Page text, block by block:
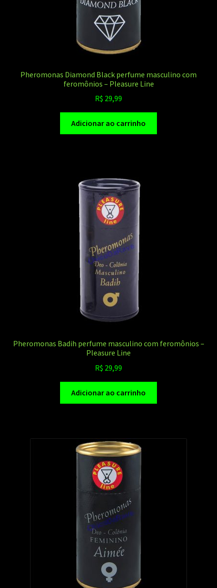
Pheromonas Diamond Black perfume masculino com
feromônios – Pleasure Line
R$ 29,99
Adicionar ao carrinho
Pheromonas Badih perfume masculino com feromônios –
Pleasure Line
R$ 29,99
Adicionar ao carrinho